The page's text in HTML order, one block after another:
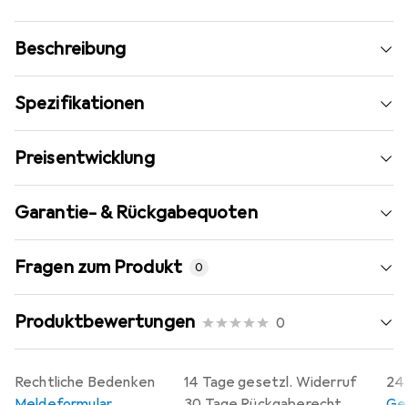
Beschreibung
Spezifikationen
Preisentwicklung
Garantie- & Rückgabequoten
Fragen zum Produkt 0
Produktbewertungen 0
14 Tage gesetzl. Widerruf
24
Rechtliche Bedenken